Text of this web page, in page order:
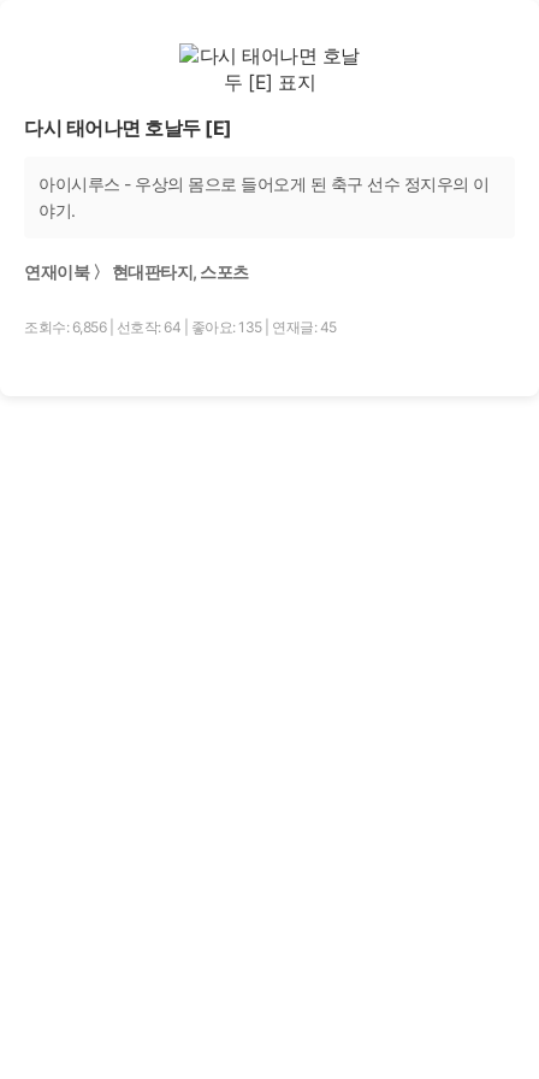
다시 태어나면 호날두 [E]
아이시루스 - 우상의 몸으로 들어오게 된 축구 선수 정지우의 이
야기.
연재이북 〉 현대판타지, 스포츠
조회수: 6,856 선호작: 64 좋아요: 135 연재글: 45